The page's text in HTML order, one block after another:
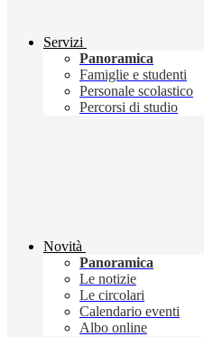
Servizi
Panoramica
Famiglie e studenti
Personale scolastico
Percorsi di studio
Novità
Panoramica
Le notizie
Le circolari
Calendario eventi
Albo online